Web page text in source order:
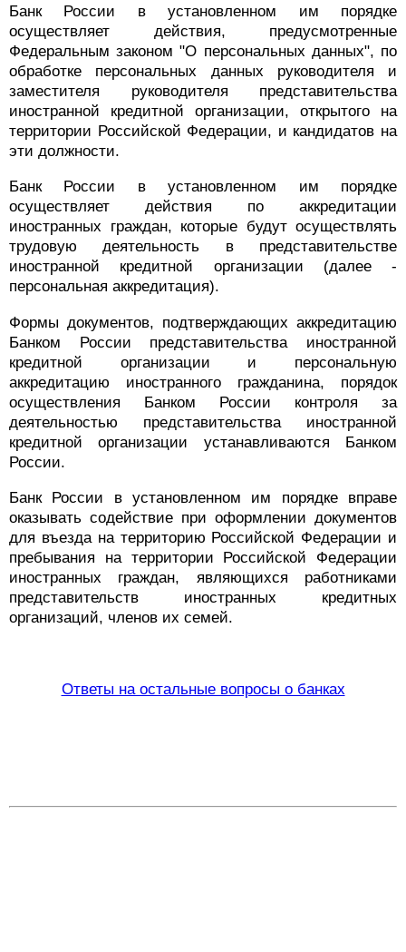
Банк России в установленном им порядке
осуществляет действия, предусмотренные
Федеральным законом "О персональных данных", по
обработке персональных данных руководителя и
заместителя руководителя представительства
иностранной кредитной организации, открытого на
территории Российской Федерации, и кандидатов на
эти должности.
Банк России в установленном им порядке
осуществляет действия по аккредитации
иностранных граждан, которые будут осуществлять
трудовую деятельность в представительстве
иностранной кредитной организации (далее -
персональная аккредитация).
Формы документов, подтверждающих аккредитацию
Банком России представительства иностранной
кредитной организации и персональную
аккредитацию иностранного гражданина, порядок
осуществления Банком России контроля за
деятельностью представительства иностранной
кредитной организации устанавливаются Банком
России.
Банк России в установленном им порядке вправе
оказывать содействие при оформлении документов
для въезда на территорию Российской Федерации и
пребывания на территории Российской Федерации
иностранных граждан, являющихся работниками
представительств иностранных кредитных
организаций, членов их семей.
Ответы на остальные вопросы о банках